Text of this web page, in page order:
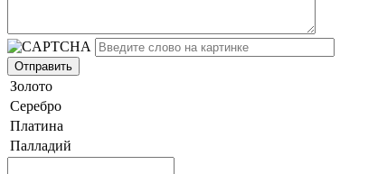
Золото
Серебро
Платина
Палладий